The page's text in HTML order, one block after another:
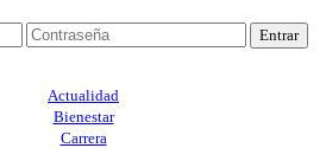
Entrar
Actualidad
Bienestar
Carrera